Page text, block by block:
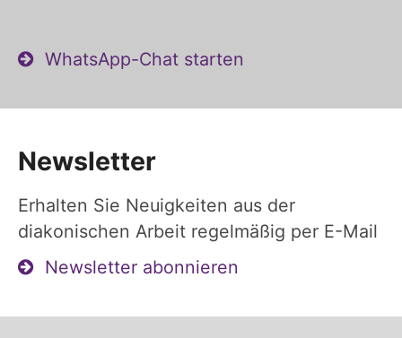
WhatsApp-Chat starten
Newsletter
Erhalten Sie Neuigkeiten aus der
diakonischen Arbeit regelmäßig per E-Mail
Newsletter abonnieren